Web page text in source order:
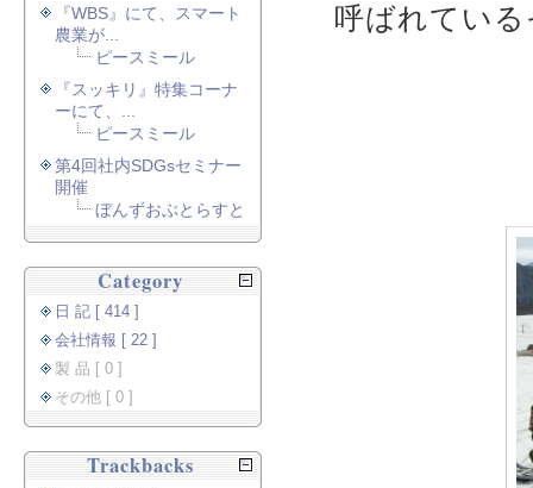
呼ばれてい
『WBS』にて、スマート
農業が...
ピースミール
『スッキリ』特集コーナ
ーにて、...
ピースミール
第4回社内SDGsセミナー
開催
ぼんずおぶとらすと
Category
日 記 [ 414 ]
会社情報 [ 22 ]
製 品 [ 0 ]
その他 [ 0 ]
Trackbacks